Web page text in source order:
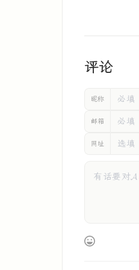
评论
昵称
邮箱
网址